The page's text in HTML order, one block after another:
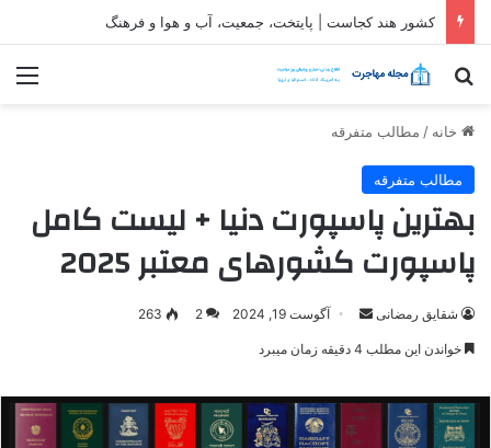
کشور هند کجاست | پایتخت، جمعیت، آب و هوا و فرهنگ
جستجو برای
خانه / مطالب متفرقه
مطالب متفرقه
بهترین پاسپورت دنیا + لیست کامل
پاسپورت کشورهای معتبر 2025
شقایق رمضانی
ارسالآگوست 19, 2024 2
263
خواندن این مطلب 4 دقیقه زمان میبرد